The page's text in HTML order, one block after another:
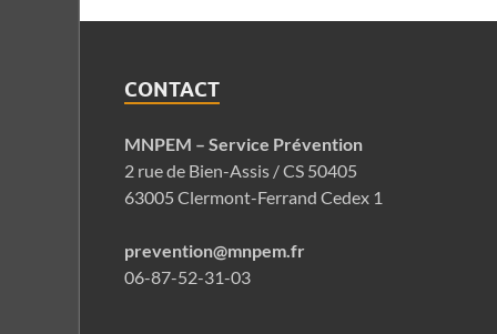
CONTACT
MNPEM – Service Prévention
2 rue de Bien-Assis / CS 50405
63005 Clermont-Ferrand Cedex 1
prevention@mnpem.fr
06-87-52-31-03